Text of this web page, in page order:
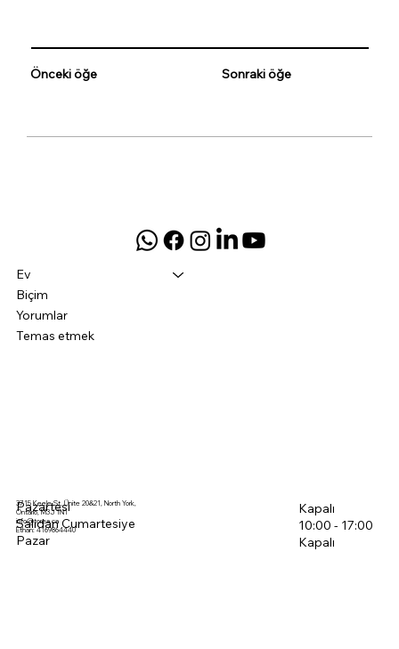
Önceki öğe Sonraki öğe
Ev
Biçim
Yorumlar
Temas etmek
3715 Keele St, Ünite 20&21, North York,
Ontario, M3J 1N1
info@torea.ca
Ethan: 4169864440
Pazartesi
Salıdan Cumartesiye
Pazar
Kapalı
10:00 - 17:00
Kapalı